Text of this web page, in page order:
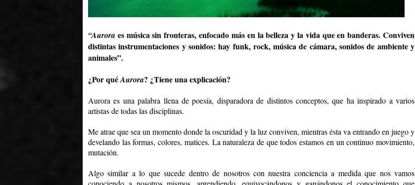
“Aurora es música sin fronteras, enfocado más en la belleza y la vida que en banderas. Conviven
distintas instrumentaciones y sonidos: hay funk, rock, música de cámara, sonidos de ambiente y
animales”.
¿Por quéAurora? ¿Tiene una explicación?
Aurora es una palabra llena de poesía, disparadora de distintos conceptos, que ha inspirado a varios
artistas de todas las disciplinas.
Me atrae que sea un momento donde la oscuridad y la luz conviven, mientras ésta va entrando en juego y
develando las formas, colores, matices. La naturaleza de que todos estamos en un continuo movimiento,
mutación.
Algo similar a lo que sucede dentro de nosotros con nuestra conciencia a medida que nos vamos